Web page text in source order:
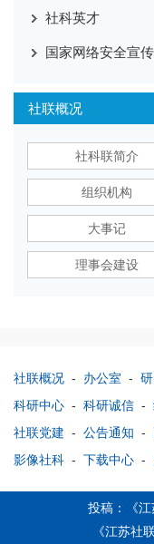
社科英才
国家网络安全宣
社联概况
社科联简介
组织机构
大事记
理事会建设
社联概况 - 办公室 -
科研中心 - 科研诚信 -
社联党建 - 公告通知 -
影像社科 - 下载中心 -
投稿：《江
《江苏社